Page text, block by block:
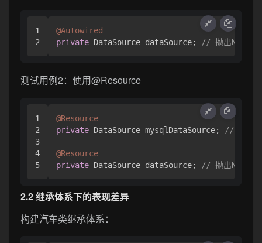
1
@Autowired
private DataSource dataSource; // 抛出
测试用例2：使用@Resource
1
2
3
4
@Resource
private DataSource mysqlDataSource; // 成功注
@Resource
private DataSource dataSource; // 抛出
2.2 继承体系下的表现差异
构建汽车类继承体系：